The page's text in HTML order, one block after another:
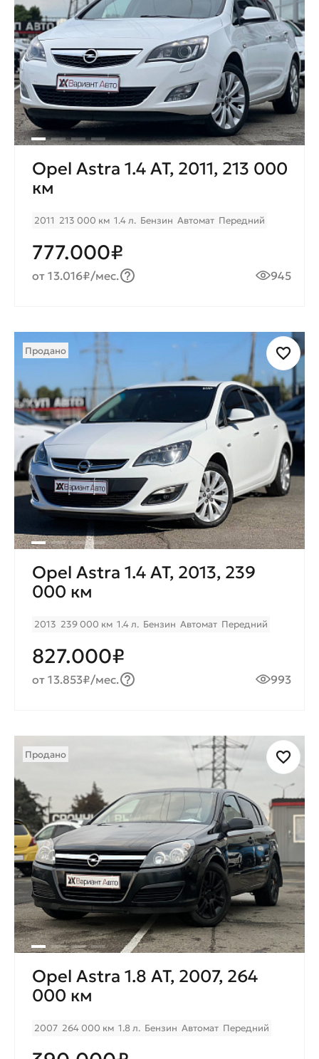
Opel Astra 1.4 AT, 2011, 213 000
км
2011 213 000 км 1.4 л. Бензин Автомат Передний
777.000₽
от 13.016₽/мес. 945
Продано
Opel Astra 1.4 AT, 2013, 239
000 км
2013 239 000 км 1.4 л. Бензин Автомат Передний
827.000₽
от 13.853₽/мес. 993
Продано
Opel Astra 1.8 AT, 2007, 264
000 км
2007 264 000 км 1.8 л. Бензин Автомат Передний